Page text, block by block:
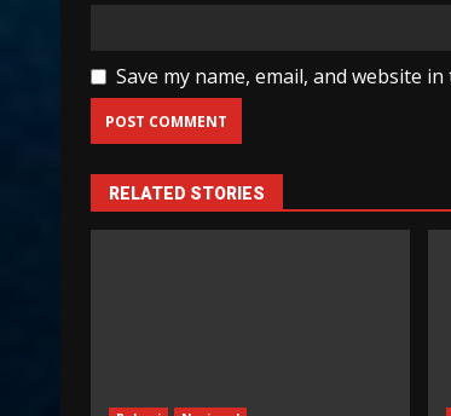
Save my name, email, and website
RELATED STORIES